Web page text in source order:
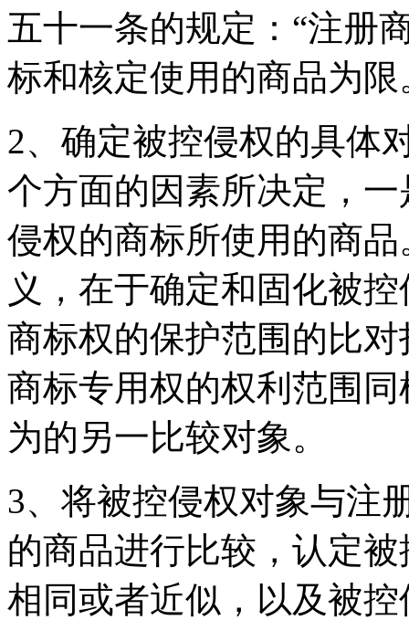
五十一条的规定：“注册
标和核定使用的商品为限
2、确定被控侵权的具体
个方面的因素所决定，
侵权的商标所使用的商
义，在于确定和固化被
商标权的保护范围的比
商标专用权的权利范围
为的另一比较对象。
3、将被控侵权对象与注
的商品进行比较，认定
相同或者近似，以及被